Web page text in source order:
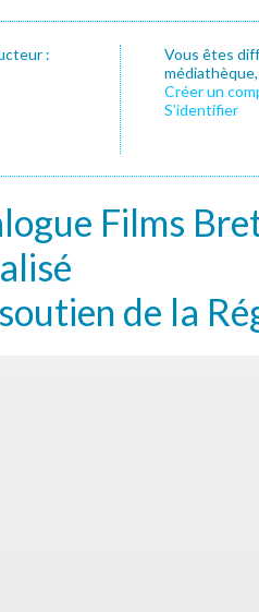
:
Vous êtes
Créer un
S’identifier
Films
de la